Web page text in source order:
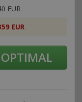
EUR
EUR